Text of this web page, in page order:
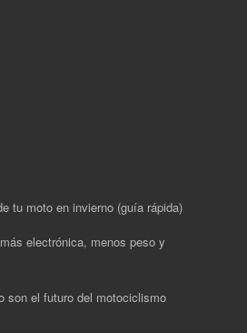
tu moto en invierno (guía rápida)
electrónica, menos peso y
son el futuro del motociclismo